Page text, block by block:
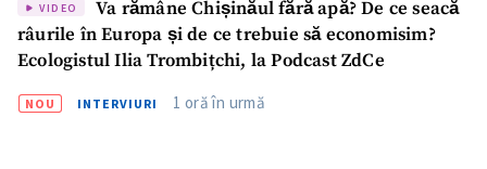
VIDEO
Va rămâne Chișinăul fără apă? De ce seacă
râurile în Europa și de ce trebuie să economisim?
Ecologistul Ilia Trombițchi, la Podcast ZdCe
NOU INTERVIURI 1 oră în urmă